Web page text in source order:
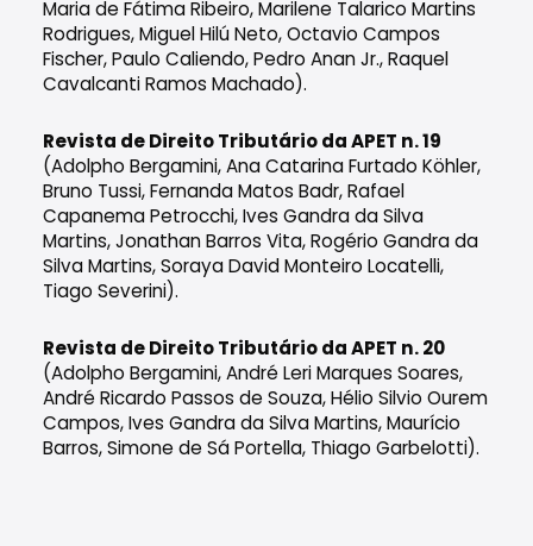
Maria de Fátima Ribeiro, Marilene Talarico Martins
Rodrigues, Miguel Hilú Neto, Octavio Campos
Fischer, Paulo Caliendo, Pedro Anan Jr., Raquel
Cavalcanti Ramos Machado).
Revista de Direito Tributário da APET n. 19
(Adolpho Bergamini, Ana Catarina Furtado Köhler,
Bruno Tussi, Fernanda Matos Badr, Rafael
Capanema Petrocchi, Ives Gandra da Silva
Martins, Jonathan Barros Vita, Rogério Gandra da
Silva Martins, Soraya David Monteiro Locatelli,
Tiago Severini).
Revista de Direito Tributário da APET n. 20
(Adolpho Bergamini, André Leri Marques Soares,
André Ricardo Passos de Souza, Hélio Silvio Ourem
Campos, Ives Gandra da Silva Martins, Maurício
Barros, Simone de Sá Portella, Thiago Garbelotti).